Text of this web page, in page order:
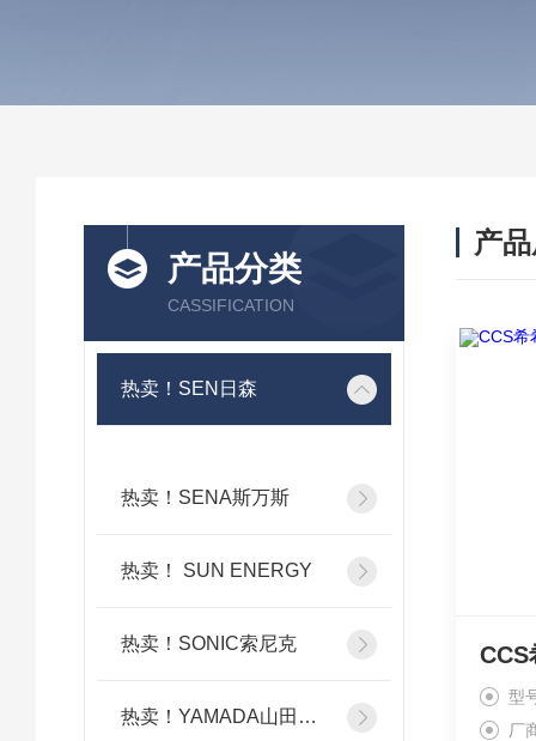
产品分类
CASSIFICATION
热卖！SEN日森
热卖！SENA斯万斯
热卖！ SUN ENERGY
热卖！SONIC索尼克
热卖！YAMADA山田光学
产
型
厂